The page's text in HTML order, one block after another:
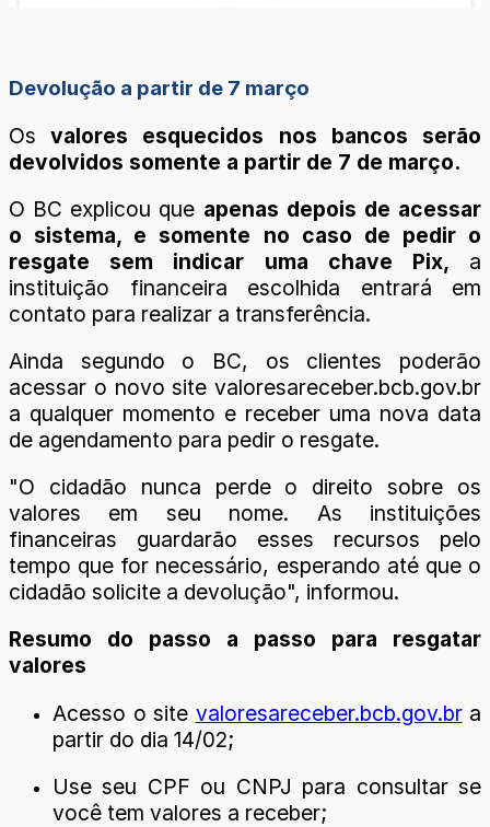
Devolução a partir de 7 março
Osvalores esquecidos nos bancos serão
devolvidos somente a partir de 7 de março.
O BC explicou que apenas depois de acessar
o sistema, e somente no caso de pedir o
resgate sem indicar uma chave Pix, a
instituição financeira escolhida entrará em
contato para realizar a transferência.
Ainda segundo o BC, os clientes poderão
acessar o novo site valoresareceber.bcb.gov.br
a qualquer momento e receber uma nova data
de agendamento para pedir o resgate.
"O cidadão nunca perde o direito sobre os
valores em seu nome. As instituições
financeiras guardarão esses recursos pelo
tempo que for necessário, esperando até que o
cidadão solicite a devolução", informou.
Resumo do passo a passo para resgatar
valores
Acesso o site valoresareceber.bcb.gov.bra
partir do dia 14/02;
Use seu CPF ou CNPJ para consultar se
você tem valores a receber;